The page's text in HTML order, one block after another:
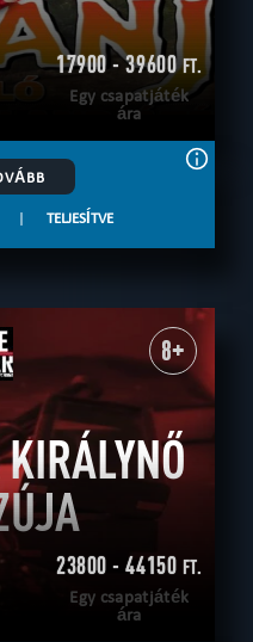
17900 - 39600FT.
Egy csapatjáték
ára
| TELJESÍTVE
8+
23800 - 44150 FT.
Egy csapatjáték
ára